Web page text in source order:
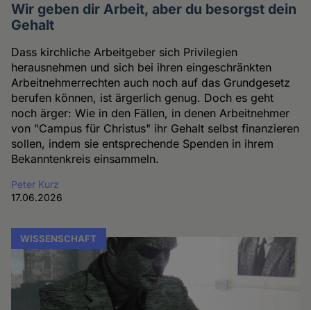
Wir geben dir Arbeit, aber du besorgst dein
Gehalt
Dass kirchliche Arbeitgeber sich Privilegien
herausnehmen und sich bei ihren eingeschränkten
Arbeitnehmerrechten auch noch auf das Grundgesetz
berufen können, ist ärgerlich genug. Doch es geht
noch ärger: Wie in den Fällen, in denen Arbeitnehmer
von "Campus für Christus" ihr Gehalt selbst finanzieren
sollen, indem sie entsprechende Spenden in ihrem
Bekanntenkreis einsammeln.
Peter Kurz
17.06.2026
WISSENSCHAFT